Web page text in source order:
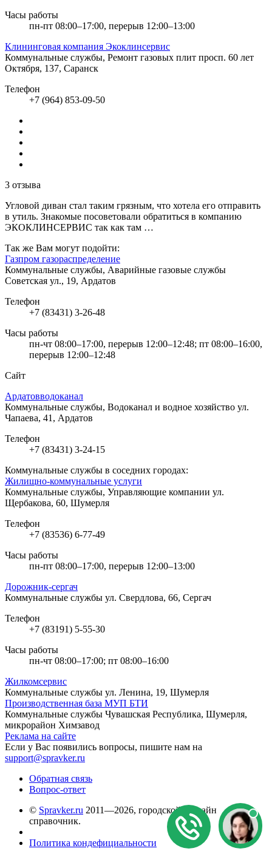
Часы работы
пн-пт 08:00–17:00, перерыв 12:00–13:00
Клининговая компания Экоклинсервис
Коммунальные службы, Ремонт газовых плит просп. 60 лет
Октября, 137, Саранск
Телефон
+7 (964) 853-09-50
3 отзыва
Угловой диван стал таким грязным, что хотела его отправить
в утиль. Знакомые посоветовали обратиться в компанию
ЭКОКЛИНСЕРВИС так как там …
Так же Вам могут подойти:
Газпром газораспределение
Коммунальные службы, Аварийные газовые службы
Советская ул., 19, Ардатов
Телефон
+7 (83431) 3-26-48
Часы работы
пн-чт 08:00–17:00, перерыв 12:00–12:48; пт 08:00–16:00,
перерыв 12:00–12:48
Сайт
Ардатовводоканал
Коммунальные службы, Водоканал и водное хозяйство ул.
Чапаева, 41, Ардатов
Телефон
+7 (83431) 3-24-15
Коммунальные службы в соседних городах:
Жилищно-коммунальные услуги
Коммунальные службы, Управляющие компании ул.
Щербакова, 60, Шумерля
Телефон
+7 (83536) 6-77-49
Часы работы
пн-пт 08:00–17:00, перерыв 12:00–13:00
Дорожник-сергач
Коммунальные службы ул. Свердлова, 66, Сергач
Телефон
+7 (83191) 5-55-30
Часы работы
пн-чт 08:00–17:00; пт 08:00–16:00
Жилкомсервис
Коммунальные службы ул. Ленина, 19, Шумерля
Производственная база МУП БТИ
Коммунальные службы Чувашская Республика, Шумерля,
микрорайон Химзавод
Реклама на сайте
Если у Вас появились вопросы, пишите нам на
support@spravker.ru
Обратная связь
Вопрос-ответ
© Spravker.ru 2011—2026, городской он-лайн
справочник.
Политика кондефициальности